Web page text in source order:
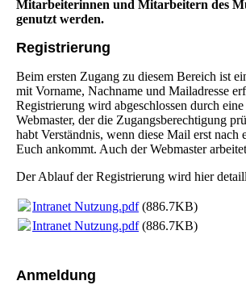
Mitarbeiterinnen und Mitarbeitern des
genutzt werden.
Registrierung
Beim ersten Zugang zu diesem Bereich ist
mit Vorname, Nachname und Mailadresse
Registrierung wird abgeschlossen durch
Webmaster, der die Zugangsberechtigung
habt Verständnis, wenn diese Mail erst nach
Euch ankommt. Auch der Webmaster
Der Ablauf der Registrierung wird hier
Intranet Nutzung.pdf(886.7KB)
Intranet Nutzung.pdf(886.7KB)
Anmeldung